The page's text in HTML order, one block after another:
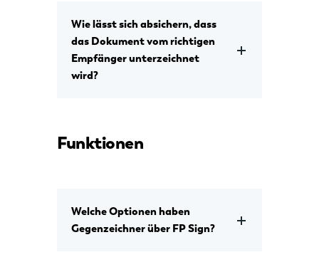
Wie lässt sich absichern, dass
das Dokument vom richtigen
Empfänger unterzeichnet
wird?
Funktionen
Welche Optionen haben
Gegenzeichner über FP Sign?